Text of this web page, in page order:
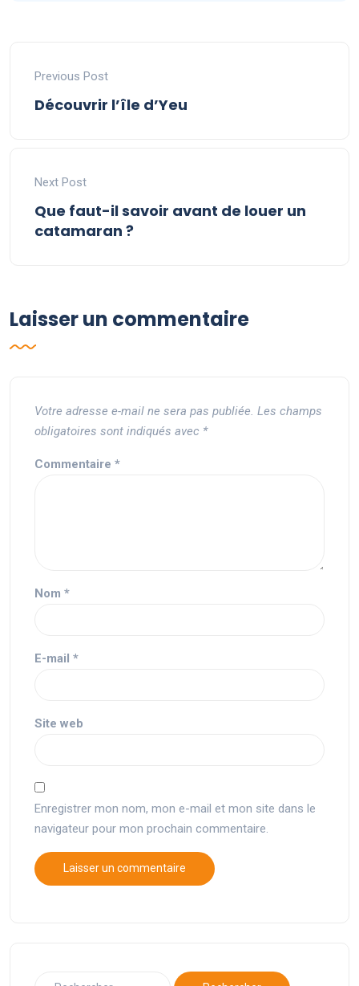
Previous Post
Découvrir l’île d’Yeu
Next Post
Que faut-il savoir avant de louer un
catamaran ?
Laisser un commentaire
Votre adresse e-mail ne sera pas publiée. Les champs
obligatoires sont indiqués avec *
Commentaire *
Nom *
E-mail *
Site web
Enregistrer mon nom, mon e-mail et mon site dans le
navigateur pour mon prochain commentaire.